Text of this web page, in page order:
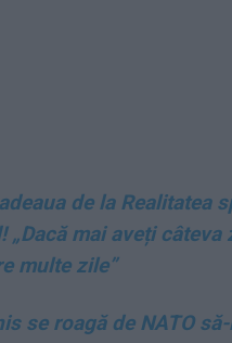
de la
„Dacă mai aveți
multe zile”
se roagă de NATO